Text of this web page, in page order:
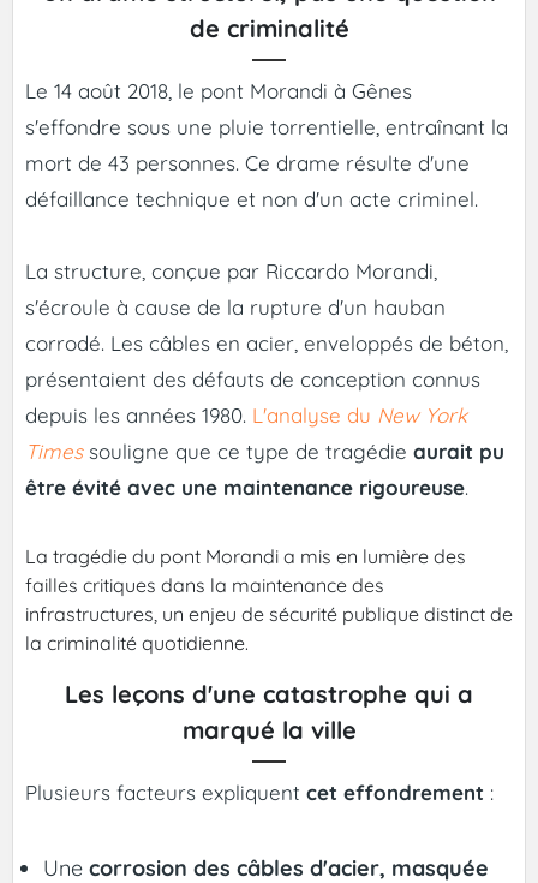
de criminalité
Le 14 août 2018, le pont Morandi à Gênes
s'effondre sous une pluie torrentielle, entraînant la
mort de 43 personnes. Ce drame résulte d'une
défaillance technique et non d'un acte criminel.
La structure, conçue par Riccardo Morandi,
s'écroule à cause de la rupture d'un hauban
corrodé. Les câbles en acier, enveloppés de béton,
présentaient des défauts de conception connus
depuis les années 1980. L'analyse du New York
Timessouligne que ce type de tragédie aurait pu
être évité avec une maintenance rigoureuse.
La tragédie du pont Morandi a mis en lumière des
failles critiques dans la maintenance des
infrastructures, un enjeu de sécurité publique distinct de
la criminalité quotidienne.
Les leçons d'une catastrophe qui a
marqué la ville
Plusieurs facteurs expliquent cet effondrement :
Une corrosion des câbles d'acier, masquée